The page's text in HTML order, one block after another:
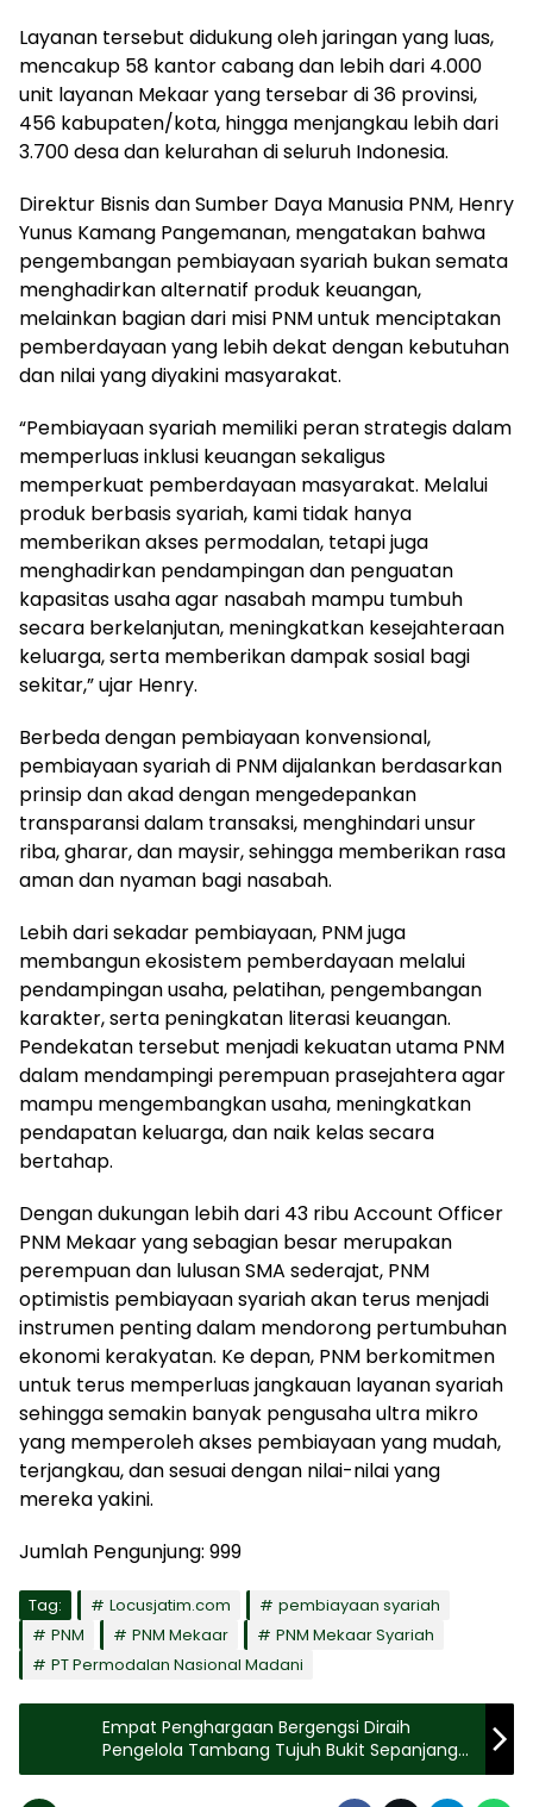
Layanan tersebut didukung oleh jaringan yang luas,
mencakup 58 kantor cabang dan lebih dari 4.000
unit layanan Mekaar yang tersebar di 36 provinsi,
456 kabupaten/kota, hingga menjangkau lebih dari
3.700 desa dan kelurahan di seluruh Indonesia.
Direktur Bisnis dan Sumber Daya Manusia PNM, Henry
Yunus Kamang Pangemanan, mengatakan bahwa
pengembangan pembiayaan syariah bukan semata
menghadirkan alternatif produk keuangan,
melainkan bagian dari misi PNM untuk menciptakan
pemberdayaan yang lebih dekat dengan kebutuhan
dan nilai yang diyakini masyarakat.
“Pembiayaan syariah memiliki peran strategis dalam
memperluas inklusi keuangan sekaligus
memperkuat pemberdayaan masyarakat. Melalui
produk berbasis syariah, kami tidak hanya
memberikan akses permodalan, tetapi juga
menghadirkan pendampingan dan penguatan
kapasitas usaha agar nasabah mampu tumbuh
secara berkelanjutan, meningkatkan kesejahteraan
keluarga, serta memberikan dampak sosial bagi
sekitar,” ujar Henry.
Berbeda dengan pembiayaan konvensional,
pembiayaan syariah di PNM dijalankan berdasarkan
prinsip dan akad dengan mengedepankan
transparansi dalam transaksi, menghindari unsur
riba, gharar, dan maysir, sehingga memberikan rasa
aman dan nyaman bagi nasabah.
Lebih dari sekadar pembiayaan, PNM juga
membangun ekosistem pemberdayaan melalui
pendampingan usaha, pelatihan, pengembangan
karakter, serta peningkatan literasi keuangan.
Pendekatan tersebut menjadi kekuatan utama PNM
dalam mendampingi perempuan prasejahtera agar
mampu mengembangkan usaha, meningkatkan
pendapatan keluarga, dan naik kelas secara
bertahap.
Dengan dukungan lebih dari 43 ribu Account Officer
PNM Mekaar yang sebagian besar merupakan
perempuan dan lulusan SMA sederajat, PNM
optimistis pembiayaan syariah akan terus menjadi
instrumen penting dalam mendorong pertumbuhan
ekonomi kerakyatan. Ke depan, PNM berkomitmen
untuk terus memperluas jangkauan layanan syariah
sehingga semakin banyak pengusaha ultra mikro
yang memperoleh akses pembiayaan yang mudah,
terjangkau, dan sesuai dengan nilai-nilai yang
mereka yakini.
Jumlah Pengunjung: 999
Tag: Locusjatim.com
pembiayaan syariah
PNM
PNM Mekaar
PNM Mekaar Syariah
PT Permodalan Nasional Madani
Empat Penghargaan Bergengsi Diraih
Pengelola Tambang Tujuh Bukit Sepanjang
2026